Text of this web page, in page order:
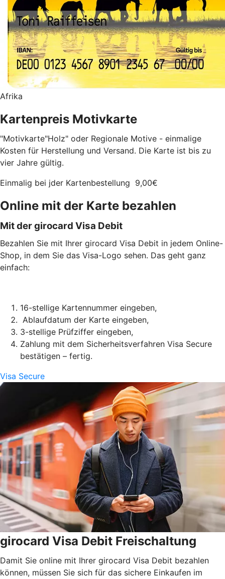
Afrika
Kartenpreis Motivkarte
"Motivkarte"Holz" oder Regionale Motive - einmalige
Kosten für Herstellung und Versand. Die Karte ist bis zu
vier Jahre gültig.
Einmalig bei jder Kartenbestellung 9,00€
Online mit der Karte bezahlen
Mit der girocard Visa Debit
Bezahlen Sie mit Ihrer girocard Visa Debit in jedem Online-
Shop, in dem Sie das Visa-Logo sehen. Das geht ganz
einfach:
16-stellige Kartennummer eingeben,
Ablaufdatum der Karte eingeben,
3-stellige Prüfziffer eingeben,
Zahlung mit dem Sicherheitsverfahren Visa Secure
bestätigen – fertig.
Visa Secure
girocard Visa Debit Freischaltung
Damit Sie online mit Ihrer girocard Visa Debit bezahlen
können, müssen Sie sich für das sichere Einkaufen im